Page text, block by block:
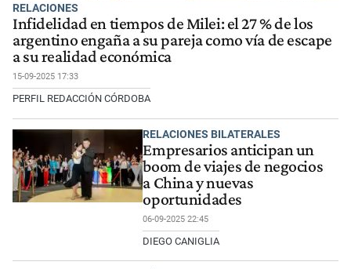
RELACIONES
Infidelidad en tiempos de Milei: el 27 % de los
argentino engaña a su pareja como vía de escape
a su realidad económica
15-09-2025 17:33
PERFIL REDACCIÓN CÓRDOBA
RELACIONES BILATERALES
Empresarios anticipan un
boom de viajes de negocios
a China y nuevas
oportunidades
06-09-2025 22:45
DIEGO CANIGLIA